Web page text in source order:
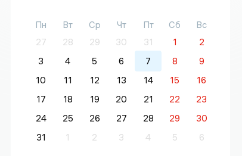
Пн Вт Ср Чт Пт Сб
Вс
27
28 29 30 31 1
2
3
4 5 6 7 8
9
10
11 12 13 14 15
16
17
18 19 20 21 22
23
24
25 26 27 28 29
30
31
1 2 3 4 5 6